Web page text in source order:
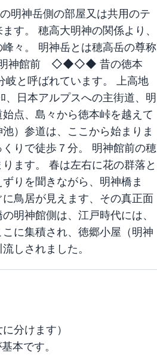
岳側の部屋又は共用のテ
す。 穂高大明神の関係より、
々。 明神岳とは穂高岳の尊称
明神館前 ◇◆◇◆ 昔の徳本
岐と呼ばれています。 上高地
、日本アルプスへの主街道、明
点、島々から徳本峠を越えて
）参道は、ここから始まりま
徒歩７分。 明神館前の穂
ます。 春は左右に花の群落と
りを聞きながら、明神橋ま
鳥居が見えます、その真正面
館側は、江戸時代には、
に集積され、徳郷小屋（明神
しされました。
分けます）
本です。